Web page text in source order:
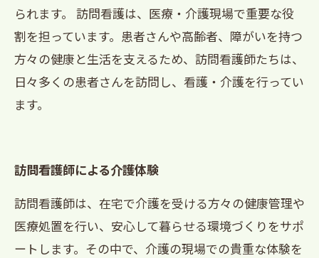
られます。 訪問看護は、医療・介護現場で重要な役
割を担っています。患者さんや高齢者、障がいを持つ
方々の健康と生活を支えるため、訪問看護師たちは、
日々多くの患者さんを訪問し、看護・介護を行ってい
ます。
訪問看護師による介護体験
訪問看護師は、在宅で介護を受ける方々の健康管理や
医療処置を行い、安心して暮らせる環境づくりをサポ
ートします。その中で、介護の現場での貴重な体験を